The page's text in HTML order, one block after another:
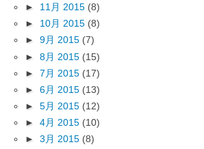
► 11月 2015 (8)
► 10月 2015 (8)
► 9月 2015 (7)
► 8月 2015 (15)
► 7月 2015 (17)
► 6月 2015 (13)
► 5月 2015 (12)
► 4月 2015 (10)
► 3月 2015 (8)